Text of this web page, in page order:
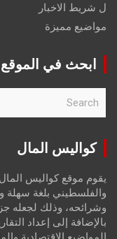
ل شريط الاخبار
مواضيع مميزة
ابحث في الموقع
r
كواليس المال
يقوم موقع كواليس
والفلسطيني بلغة سهلة
وشرائحه، وذلك لجعله
بالإضافة إلى إعداد